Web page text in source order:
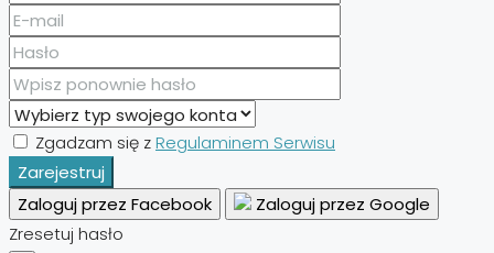
Zgadzam się zRegulaminem Serwisu
Zarejestruj
Zaloguj przez Facebook
Zaloguj przez Google
Zresetuj hasło